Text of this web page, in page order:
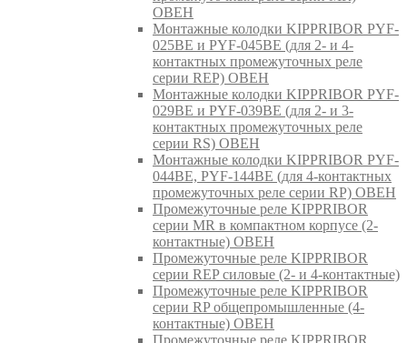
ОВЕН
Монтажные колодки KIPPRIBOR PYF-
025BE и PYF-045BE (для 2- и 4-
контактных промежуточных реле
серии REP) ОВЕН
Монтажные колодки KIPPRIBOR PYF-
029BE и PYF-039BE (для 2- и 3-
контактных промежуточных реле
серии RS) ОВЕН
Монтажные колодки KIPPRIBOR PYF-
044BE, PYF-144BE (для 4-контактных
промежуточных реле серии RP) ОВЕН
Промежуточные реле KIPPRIBOR
серии MR в компактном корпусе (2-
контактные) ОВЕН
Промежуточные реле KIPPRIBOR
серии REP силовые (2- и 4-контактные)
Промежуточные реле KIPPRIBOR
серии RP общепромышленные (4-
контактные) ОВЕН
Промежуточные реле KIPPRIBOR